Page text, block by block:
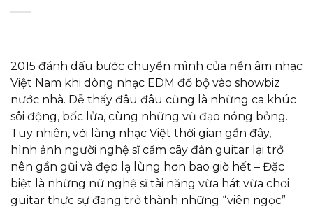
2015 đánh dấu bước chuyển mình của nền âm nhạc
Việt Nam khi dòng nhạc EDM đổ bộ vào showbiz
nước nhà. Dễ thấy đâu đâu cũng là những ca khúc
sôi động, bốc lửa, cùng những vũ đạo nóng bỏng.
Tuy nhiên, với làng nhạc Việt thời gian gần đây,
hình ảnh người nghệ sĩ cầm cây đàn guitar lại trở
nên gần gũi và đẹp lạ lùng hơn bao giờ hết – Đặc
biệt là những nữ nghệ sĩ tài năng vừa hát vừa chơi
guitar thực sự đang trở thành những “viên ngọc”